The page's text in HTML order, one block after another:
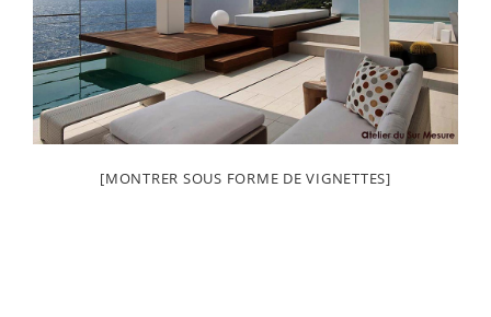
[MONTRER SOUS FORME DE VIGNETTES]